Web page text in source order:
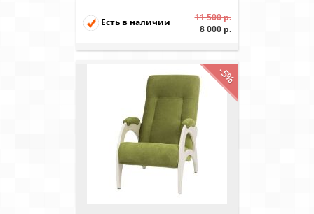
Есть в наличии
11 500 р.
8 000 р.
-5%